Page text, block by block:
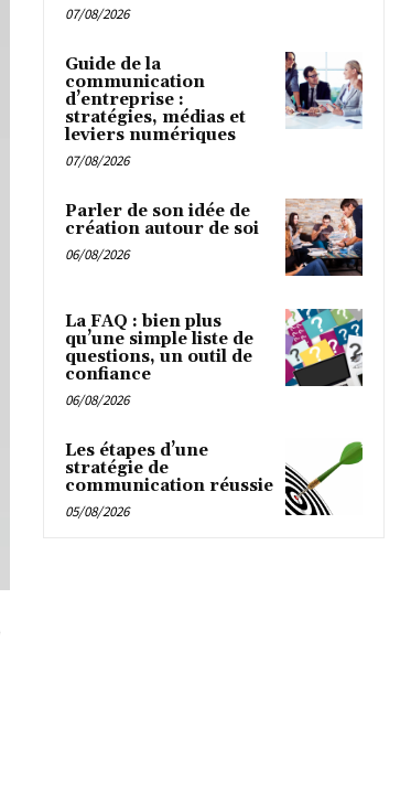
07/08/2026
Guide de la
communication
d’entreprise :
stratégies, médias et
leviers numériques
07/08/2026
Parler de son idée de
création autour de soi
06/08/2026
La FAQ : bien plus
qu’une simple liste de
questions, un outil de
confiance
06/08/2026
Les étapes d’une
stratégie de
communication réussie
05/08/2026